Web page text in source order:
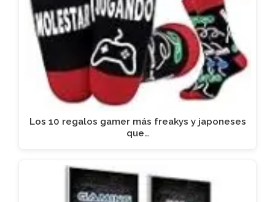
Los 10 regalos gamer más freakys y japoneses
que…